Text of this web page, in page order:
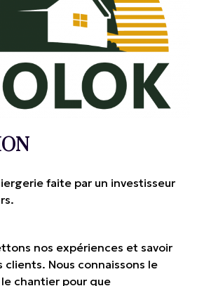
faite par un investisseur
nos expériences et savoir
Nous connaissons le
chantier pour que